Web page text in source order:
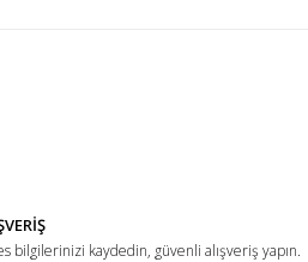
bilgilerinizi kaydedin, güvenli alışveriş yapın.